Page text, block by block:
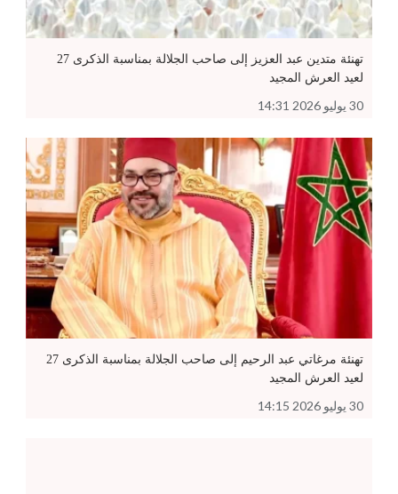
تهنئة متدين عبد العزيز إلى صاحب الجلالة بمناسبة الذكرى 27
لعيد العرش المجيد
30 يوليو 2026 14:31
تهنئة مرغاتي عبد الرحيم إلى صاحب الجلالة بمناسبة الذكرى 27
لعيد العرش المجيد
30 يوليو 2026 14:15